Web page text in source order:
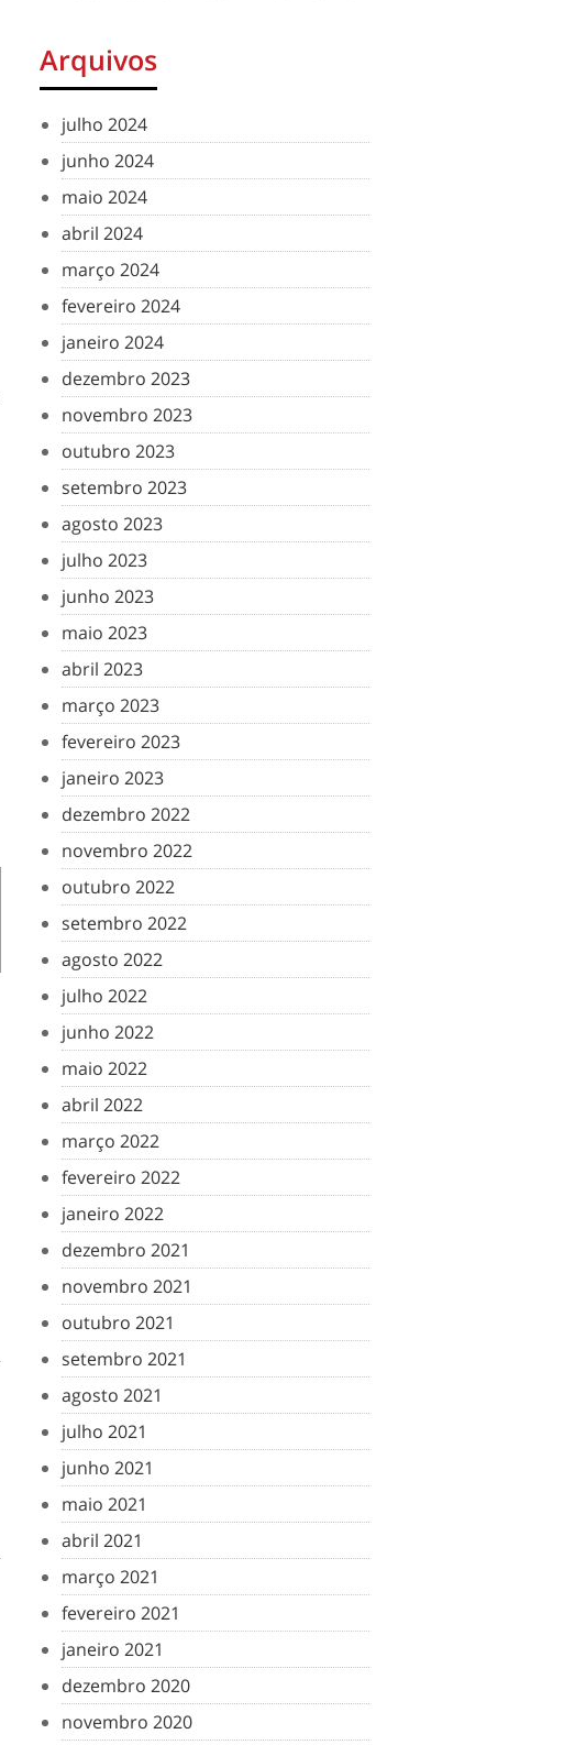
Arquivos
julho 2024
junho 2024
maio 2024
abril 2024
março 2024
fevereiro 2024
janeiro 2024
dezembro 2023
novembro 2023
outubro 2023
setembro 2023
agosto 2023
julho 2023
junho 2023
maio 2023
abril 2023
março 2023
fevereiro 2023
janeiro 2023
dezembro 2022
novembro 2022
outubro 2022
setembro 2022
agosto 2022
julho 2022
junho 2022
maio 2022
abril 2022
março 2022
fevereiro 2022
janeiro 2022
dezembro 2021
novembro 2021
outubro 2021
setembro 2021
agosto 2021
julho 2021
junho 2021
maio 2021
abril 2021
março 2021
fevereiro 2021
janeiro 2021
dezembro 2020
novembro 2020